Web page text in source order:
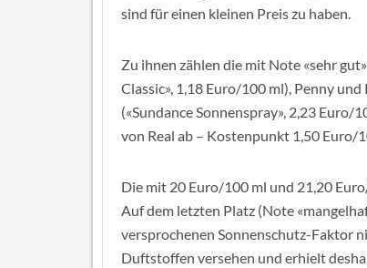
sind für einen kleinen Preis zu haben.
Zu ihnen zählen die mit Note «sehr
Classic», 1,18 Euro/100 ml), Penny
(«Sundance Sonnenspray», 2,23 Euro/
von Real ab – Kostenpunkt 1,50 Euro/
Die mit 20 Euro/100 ml und 21,20
Auf dem letzten Platz (Note
versprochenen Sonnenschutz-Faktor
Duftstoffen versehen und erhielt